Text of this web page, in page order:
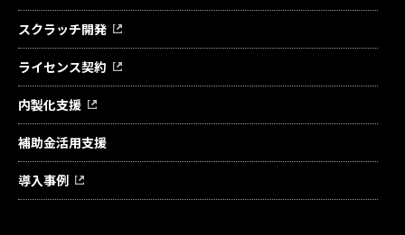
スクラッチ開発
ライセンス契約
内製化支援
補助金活用支援
導入事例